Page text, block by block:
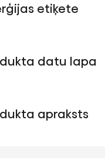
etiķete
datu lapa
apraksts